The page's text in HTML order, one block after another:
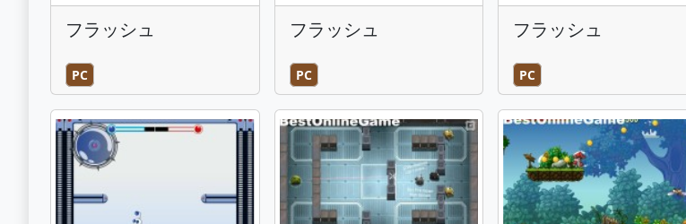
フラッシュ
PC
フラッシュ
PC
フラッシュ
PC